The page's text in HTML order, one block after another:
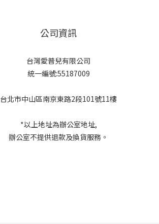
公司資訊
台灣愛普兒有限公司
統一編號:55187009
台北市中山區南京東路2段101號11樓
*以上地址為辦公室地址,
辦公室不提供退款及換貨服務。